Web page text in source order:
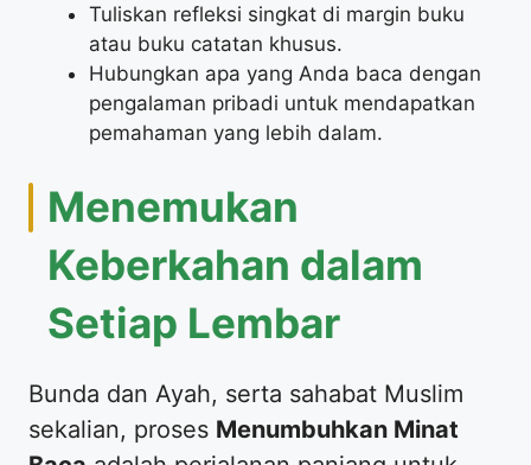
​Tuliskan refleksi singkat di margin buku
atau buku catatan khusus.
​Hubungkan apa yang Anda baca dengan
pengalaman pribadi untuk mendapatkan
pemahaman yang lebih dalam.
​Menemukan
Keberkahan dalam
Setiap Lembar
​Bunda dan Ayah, serta sahabat Muslim
sekalian, proses Menumbuhkan Minat